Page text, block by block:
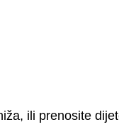
ili prenosite